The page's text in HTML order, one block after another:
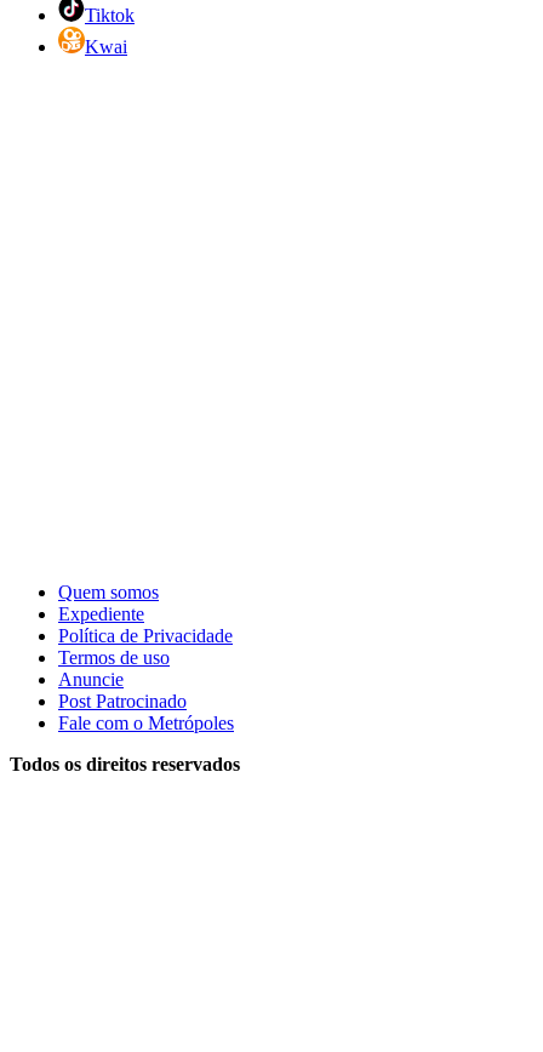
Tiktok
Kwai
Quem somos
Expediente
Política de Privacidade
Termos de uso
Anuncie
Post Patrocinado
Fale com o Metrópoles
Todos os direitos reservados